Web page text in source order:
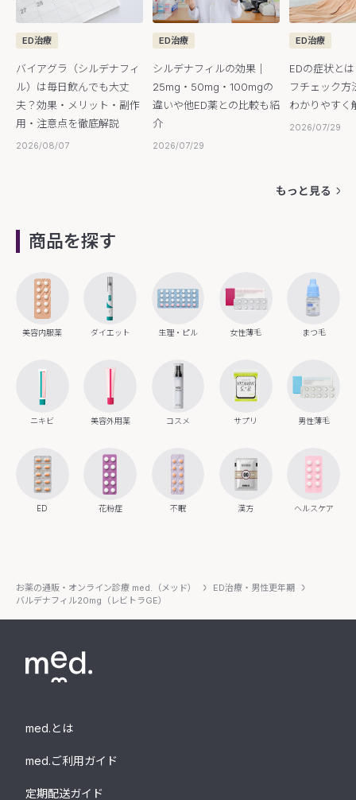
ED治療
バイアグラ（シルデナフィ
ル）は毎日飲んでも大丈
夫？効果・メリット・副作
用・注意点を徹底解説
2026/08/07
ED治療
シルデナフィルの効果｜
25mg・50mg・100mgの
違いや他ED薬との比較も紹
介
2026/07/29
ED治療
EDの症状と
フチェック方
わかりやすく
2026/07/29
もっと見る
商品を探す
美容内服薬 ダイエット 生理・ピル 女性薄毛 まつ毛
ニキビ 美容外用薬 コスメ サプリ 男性薄毛
ED 花粉症 不眠 漢方 ヘルスケア
お薬の通販・オンライン診療 med.（メッド）
ED治療・男性更年期
バルデナフィル20mg（レビトラGE）
med.とは
med.ご利用ガイド
定期配送ガイド